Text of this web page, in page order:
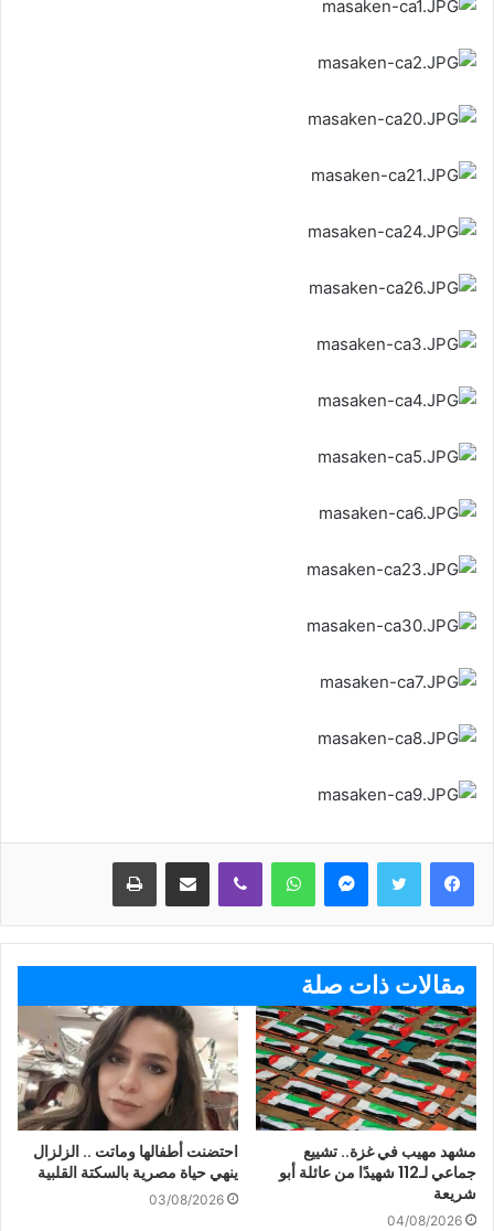
ماسنجر واتساب ڤايبر مشاركة عبر البريد طباعة
مقالات ذات صلة
مشهد مهيب في غزة.. تشييع
جماعي لـ112 شهيدًا من عائلة أبو
شريعة
04/08/2026
احتضنت أطفالها وماتت .. الزلزال
ينهي حياة مصرية بالسكتة القلبية
03/08/2026